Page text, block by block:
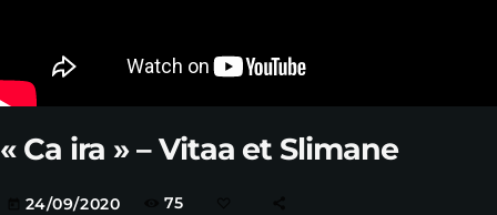
« Ca ira » – Vitaa et Slimane
24/09/2020 75